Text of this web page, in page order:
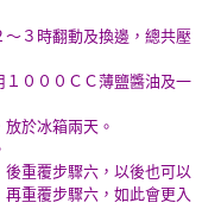
３時翻動及換邊，總共壓
０００ＣＣ薄鹽醬油及一
於冰箱兩天。
重覆步驟六，以後也可以
重覆步驟六，如此會更入